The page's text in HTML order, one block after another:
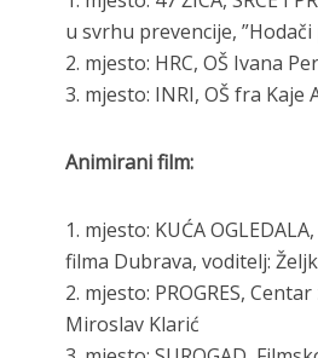
u svrhu prevencije,
2. mjesto: HRC, OŠ Ivana
3. mjesto: INRI, OŠ fra
Animirani film:
1. mjesto: KUĆA
filma Dubrava, voditelj:
2. mjesto: PROGRES,
Miroslav Klarić